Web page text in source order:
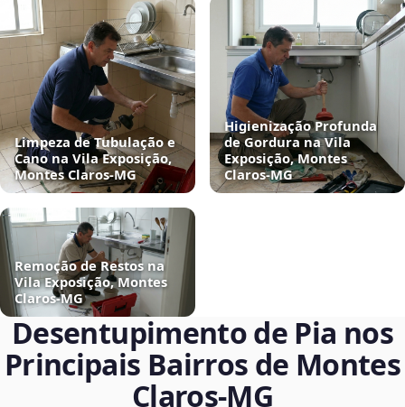
Limpeza de Tubulação e
Cano na Vila Exposição,
Montes Claros‑MG
Higienização Profunda
de Gordura na Vila
Exposição, Montes
Claros‑MG
Remoção de Restos na
Vila Exposição, Montes
Claros‑MG
Desentupimento de Pia nos
Principais Bairros de Montes
Claros‑MG